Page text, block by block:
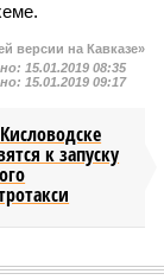
версии на Кавказе»
15.01.2019 08:35
15.01.2019 09:17
к запуску